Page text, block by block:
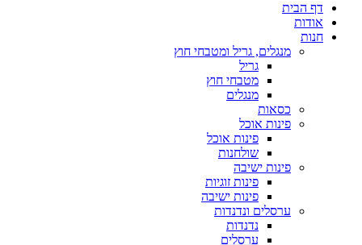
דף הבית
אודות
חנות
מנגלים, גריל ומטבחי חוץ
גריל
מטבחי חוץ
מנגלים
כסאות
פינות אוכל
פינות אוכל
שולחנות
פינות ישיבה
פינות זוגיות
פינות ישיבה
ערסלים ונדנדות
נדנדות
ערסלים